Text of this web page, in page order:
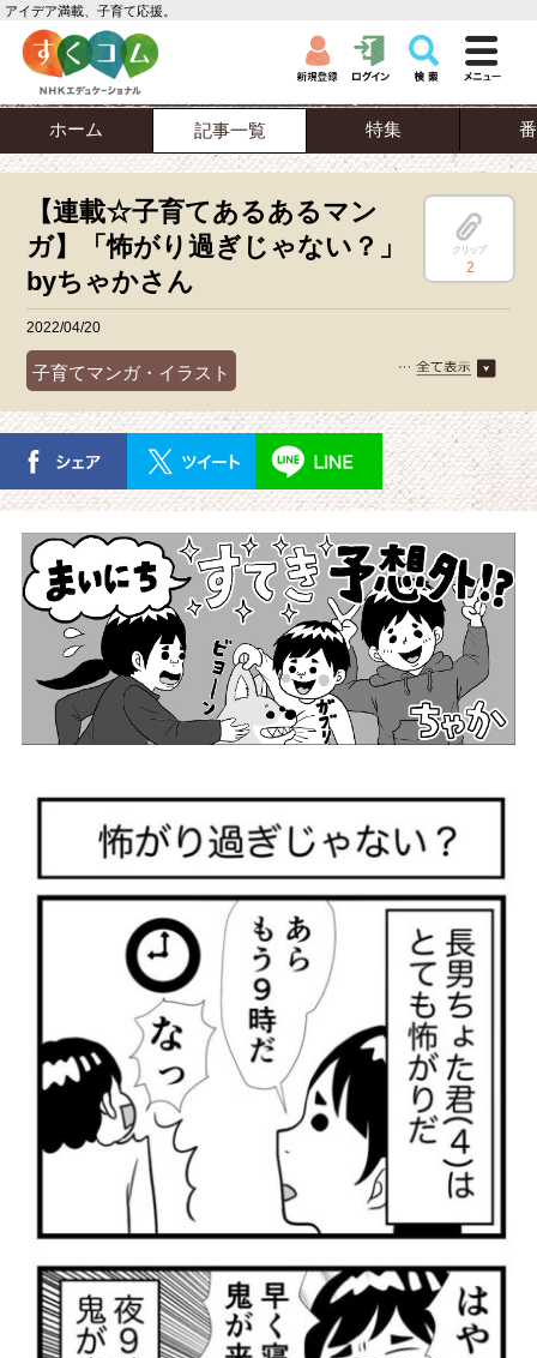
アイデア満載、子育て応援。
ホーム 記事一覧 特集
【連載☆子育てあるあるマン
ガ】「怖がり過ぎじゃない？」
byちゃかさん
クリップ
2
2022/04/20
子育てマンガ・イラスト